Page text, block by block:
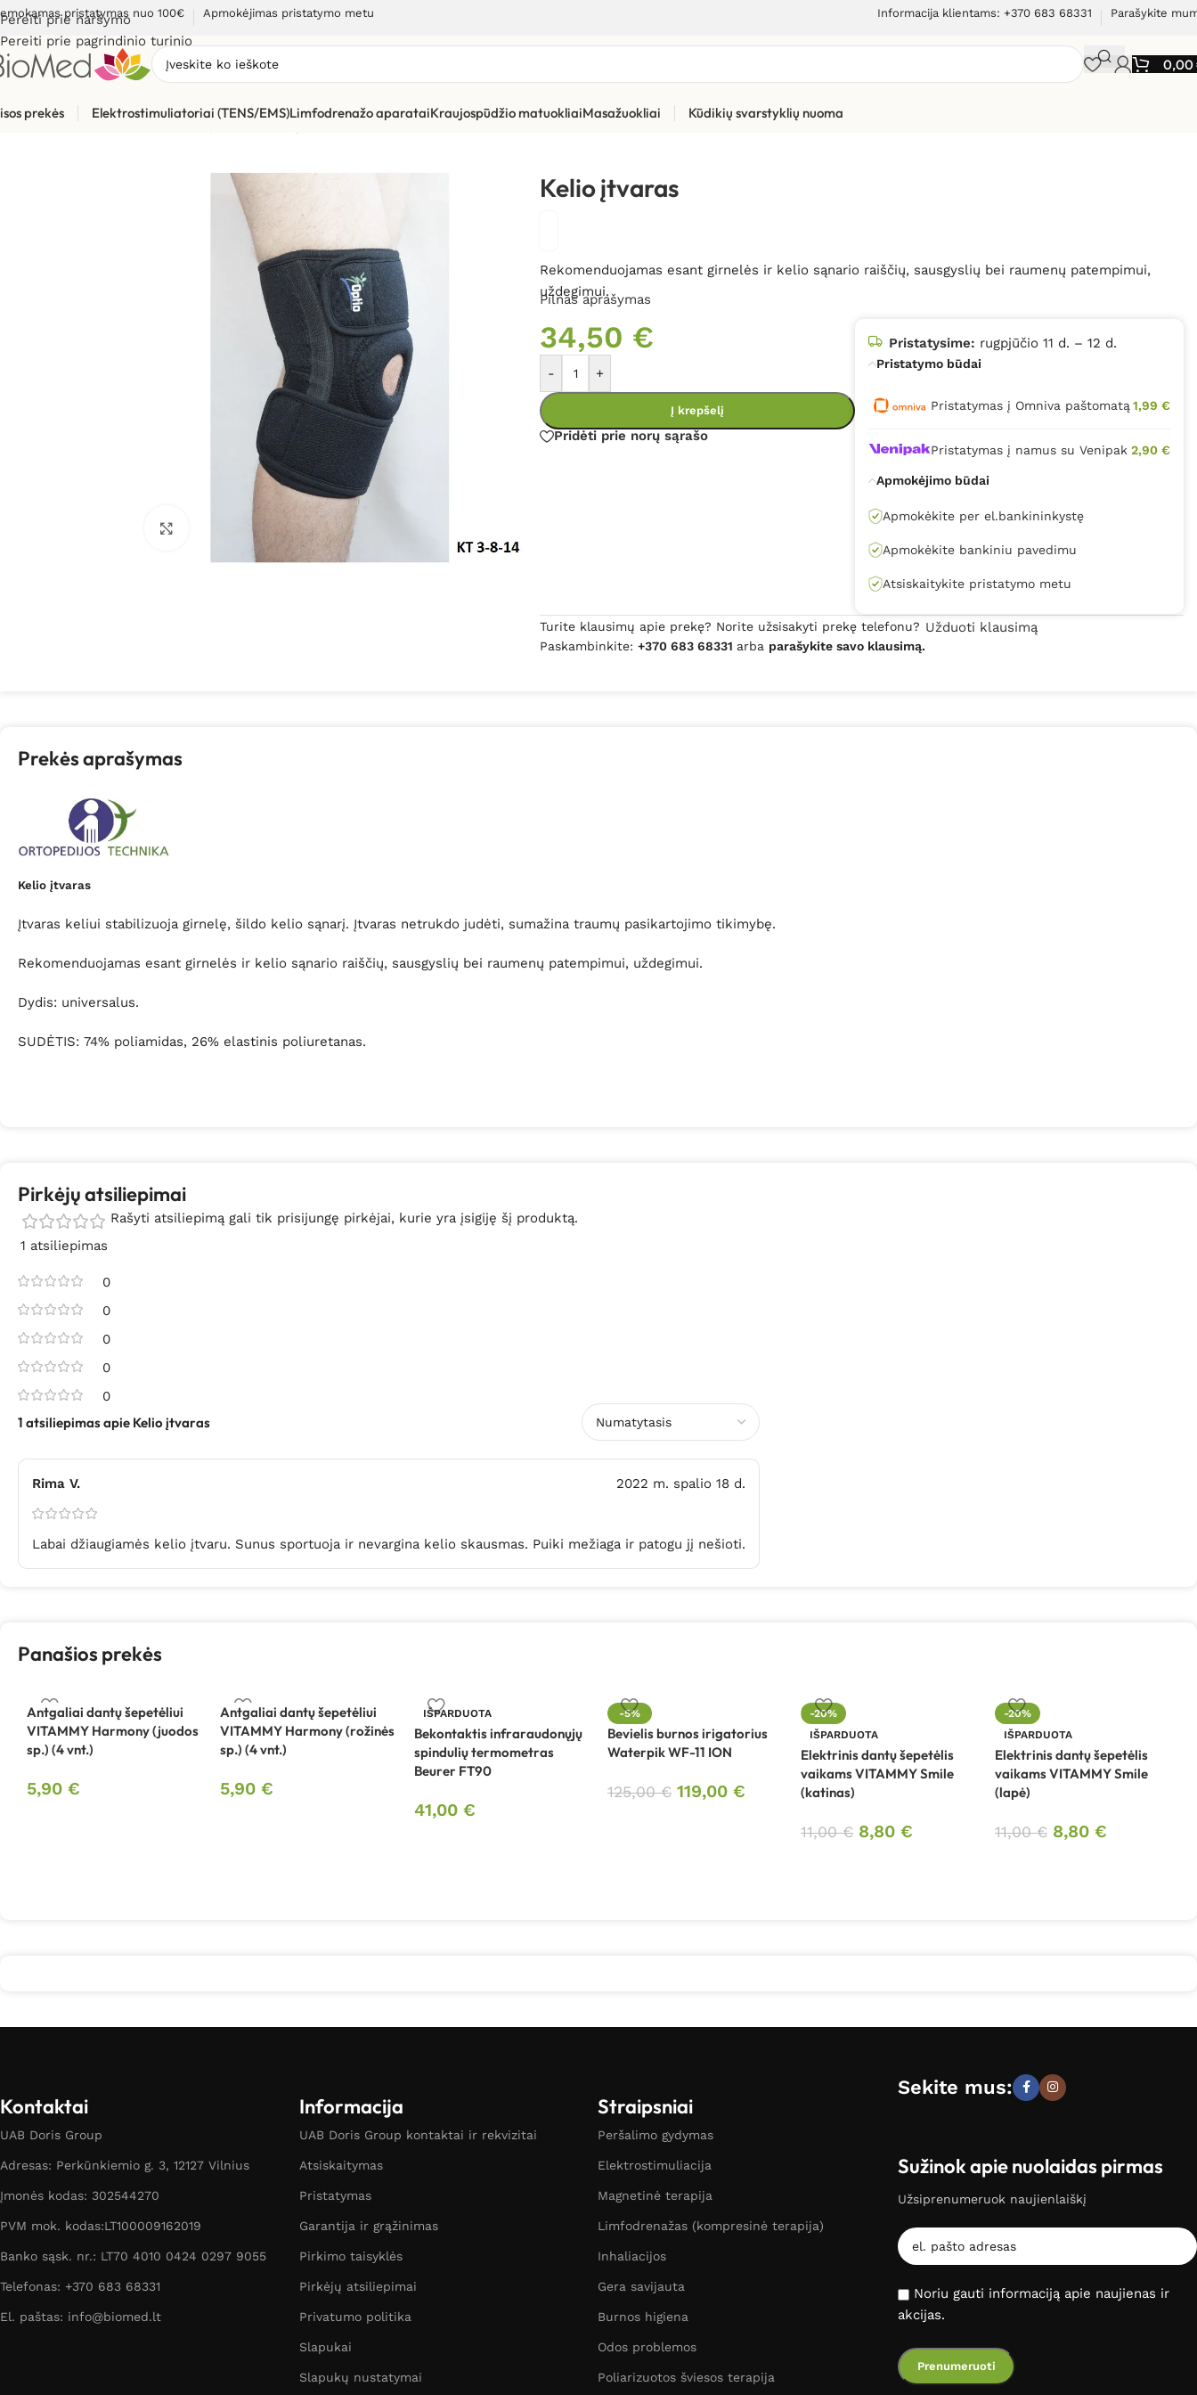
Pereiti prie naršymo
Pereiti prie pagrindinio turinio
pristatymas nuo 100€ Apmokėjimas pristatymo metu Informacija klientams: +370 683 68331 Parašykite
0,00
prekės Elektrostimuliatoriai (TENS/EMS)Limfodrenažo aparataiKraujospūdžio matuokliaiMasažuokliai Kūdikių svarstyklių nuoma
Sveikatos priežiūrai
Spustelėkite, kad padidintumėte
Kelio įtvaras
Rekomenduojamas esant girnelės ir kelio sąnario raiščių, sausgyslių bei raumenų patempimui,
uždegimui.
Pilnas aprašymas
34,50 €
- +
Į krepšelį
Pridėti prie norų sąrašo
Pristatysime: rugpjūčio 11 d. – 12 d.
Pristatymo būdai
Pristatymas į Omniva paštomatą 1,99 €
Pristatymas į namus su Venipak 2,90 €
Apmokėjimo būdai
Apmokėkite per el.bankininkystę
Apmokėkite bankiniu pavedimu
Atsiskaitykite pristatymo metu
Turite klausimų apie prekę? Norite užsisakyti prekę telefonu?
Paskambinkite:+370 683 68331 arba parašykite savo klausimą.
Užduoti klausimą
Prekės aprašymas
Kelio įtvaras
Įtvaras keliui stabilizuoja girnelę, šildo kelio sąnarį. Įtvaras netrukdo judėti, sumažina traumų pasikartojimo tikimybę.
Rekomenduojamas esant girnelės ir kelio sąnario raiščių, sausgyslių bei raumenų patempimui, uždegimui.
Dydis: universalus.
SUDĖTIS: 74% poliamidas, 26% elastinis poliuretanas.
Pirkėjų atsiliepimai
1 atsiliepimas
0
0
0
0
0
1 atsiliepimas apie Kelio įtvaras
Rima V. 2022 m. spalio 18 d.
Labai džiaugiamės kelio įtvaru. Sunus sportuoja ir nevargina kelio skausmas. Puiki mežiaga ir patogu jį nešioti.
Rašyti atsiliepimą gali tik prisijungę pirkėjai, kurie yra įsigiję šį produktą.
Panašios prekės
Antgaliai dantų šepetėliui
VITAMMY Harmony (juodos
sp.) (4 vnt.)
5,90 €
Antgaliai dantų šepetėliui
VITAMMY Harmony (rožinės
sp.) (4 vnt.)
5,90€
IŠPARDUOTA
Bekontaktis infraraudonųjų
spindulių termometras
Beurer FT90
41,00 €
-5%
Bevielis burnos irigatorius
Waterpik WF-11 ION
125,00€ 119,00 €
-20%
IŠPARDUOTA
Elektrinis dantų šepetėlis
vaikams VITAMMY Smile
(katinas)
11,00€ 8,80€
-20%
IŠPARDUOTA
Elektrinis dantų šepetėlis
vaikams VITAMMY Smile
(lapė)
11,00€ 8,80 €
Kontaktai
UAB Doris Group
Adresas: Perkūnkiemio g. 3, 12127 Vilnius
Įmonės kodas: 302544270
PVM mok. kodas:LT100009162019
Banko sąsk. nr.: LT70 4010 0424 0297 9055
Telefonas: +370 683 68331
El. paštas: info@biomed.lt
Informacija
UAB Doris Group kontaktai ir rekvizitai
Atsiskaitymas
Pristatymas
Garantija ir grąžinimas
Pirkimo taisyklės
Pirkėjų atsiliepimai
Privatumo politika
Slapukai
Slapukų nustatymai
Straipsniai
Peršalimo gydymas
Elektrostimuliacija
Magnetinė terapija
Limfodrenažas (kompresinė terapija)
Inhaliacijos
Gera savijauta
Burnos higiena
Odos problemos
Poliarizuotos šviesos terapija
Sekite mus:
Sužinok apie nuolaidas pirmas
Užsiprenumeruok naujienlaiškį
Noriu gauti informaciją apie naujienas ir
akcijas.